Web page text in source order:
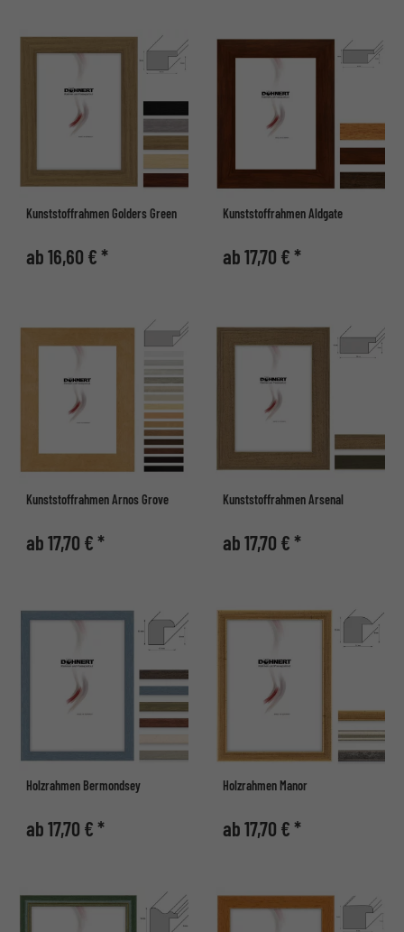
Kunststoffrahmen Golders Green
ab 16,60 € *
Kunststoffrahmen Aldgate
ab 17,70 € *
Kunststoffrahmen Arnos Grove
ab 17,70 € *
Kunststoffrahmen Arsenal
ab 17,70 € *
Holzrahmen Bermondsey
ab 17,70 € *
Holzrahmen Manor
ab 17,70 € *